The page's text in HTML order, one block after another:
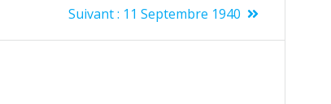
Suivant : 11 Septembre 1940